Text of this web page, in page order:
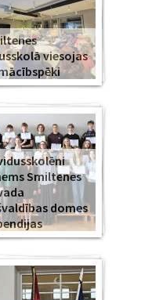
viesojas
Smiltenes
domes